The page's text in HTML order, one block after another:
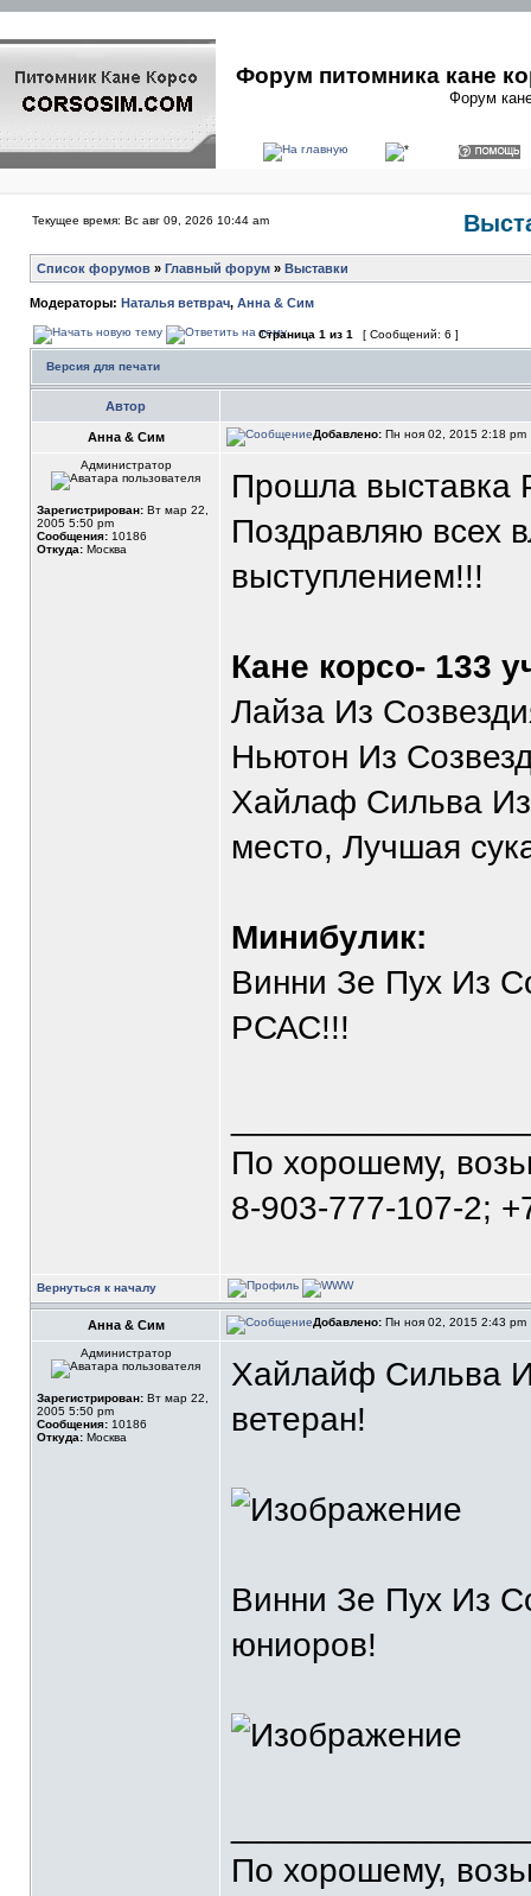
Форум питомника кане
Форум
Текущее время: Вс авг 09, 2026 10:44 am
Список форумов » Главный форум » Выставки
Модераторы: Наталья ветврач, Анна & Сим
Страница 1 из 1 [ Сообщений: 6 ]
Версия для печати
Автор
Анна & Сим Добавлено: Пн ноя 02, 2015 2:18 pm
Администратор
Зарегистрирован: Вт мар 22,
2005 5:50 pm
Сообщения: 10186
Откуда: Москва
Прошла выставка
Поздравляю всех
выступлением!!!
Кане корсо- 133
Лайза Из
Ньютон Из
Хайлаф Сильва
место, Лучшая
Минибулик:
Винни Зе Пух Из
РСАС!!!
По хорошему,
8-903-777-107-2;
Вернуться к началу
Анна & Сим Добавлено: Пн ноя 02, 2015 2:43 pm
Администратор
Зарегистрирован: Вт мар 22,
2005 5:50 pm
Сообщения: 10186
Откуда: Москва
Хайлайф Сильва
ветеран!
Винни Зе Пух Из
юниоров!
По хорошему,